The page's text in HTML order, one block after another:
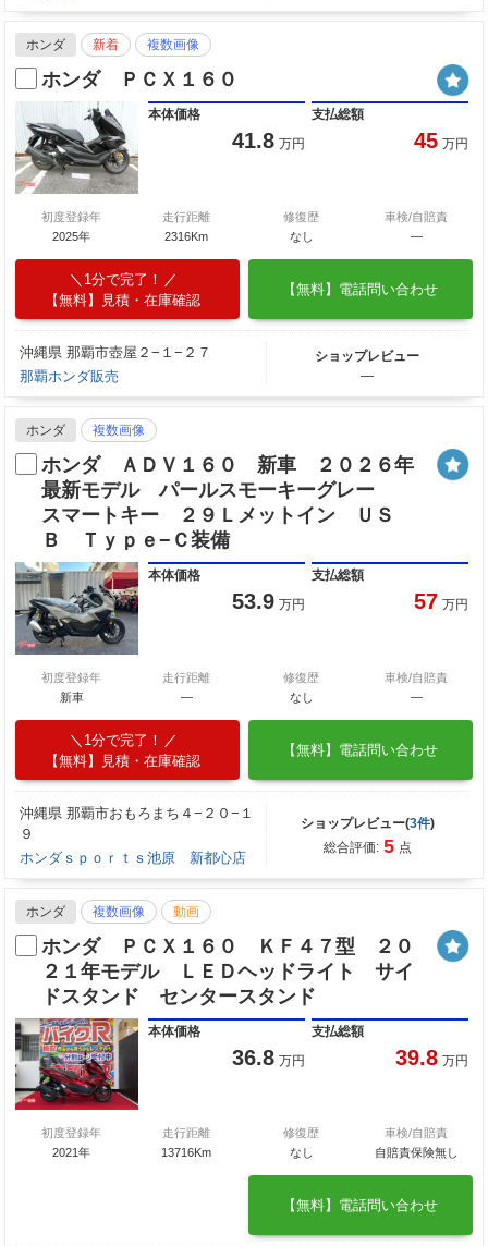
ホンダ 新着 複数画像
ホンダ ＰＣＸ１６０
本体価格
41.8 万円
支払総額
45 万円
初度登録年
2025年
走行距離
2316Km
修復歴
なし
車検/自賠責
―
1分で完了！
【無料】見積・在庫確認
【無料】電話問い合わせ
沖縄県 那覇市壺屋２−１−２７
那覇ホンダ販売
ショップレビュー
―
ホンダ 複数画像
ホンダ ＡＤＶ１６０ 新車 ２０２６年
最新モデル パールスモーキーグレー
スマートキー ２９Ｌメットイン ＵＳ
Ｂ Ｔｙｐｅ−Ｃ装備
本体価格
53.9 万円
支払総額
57 万円
初度登録年
新車
走行距離
—
修復歴
なし
車検/自賠責
―
1分で完了！
【無料】見積・在庫確認
【無料】電話問い合わせ
沖縄県 那覇市おもろまち４−２０−１
９
ホンダｓｐｏｒｔｓ池原 新都心店
ショップレビュー(3件)
総合評価: 5 点
ホンダ 複数画像 動画
ホンダ ＰＣＸ１６０ ＫＦ４７型 ２０
２１年モデル ＬＥＤヘッドライト サイ
ドスタンド センタースタンド
本体価格
36.8 万円
支払総額
39.8 万円
初度登録年
2021年
走行距離
13716Km
修復歴
なし
車検/自賠責
自賠責保険無し
【無料】電話問い合わせ